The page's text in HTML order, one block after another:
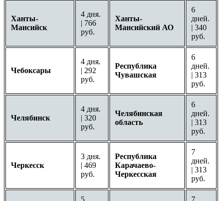
Ханты-
Мансийск
4 дня.
| 766
руб.
Ханты-
Мансийский АО
6
дней.
| 340
руб.
Чебоксары
4 дня.
| 292
руб.
Республика
Чувашская
6
дней.
| 313
руб.
Челябинск
4 дня.
| 320
руб.
Челябинская
область
6
дней.
| 313
руб.
Черкесск
3 дня.
| 469
руб.
Республика
Карачаево-
Черкесская
7
дней.
| 313
руб.
5
7